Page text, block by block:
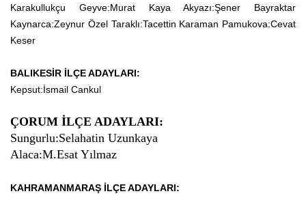
Karakullukçu Geyve:Murat Kaya Akyazı:Şener Bayraktar
Kaynarca:Zeynur Özel Taraklı:Tacettin Karaman Pamukova:Cevat
Keser
BALIKESİR İLÇE ADAYLARI:
Kepsut:İsmail Cankul
ÇORUM İLÇE ADAYLARI:
Sungurlu:Selahatin Uzunkaya
Alaca:M.Esat Yılmaz
KAHRAMANMARAŞ İLÇE ADAYLARI: